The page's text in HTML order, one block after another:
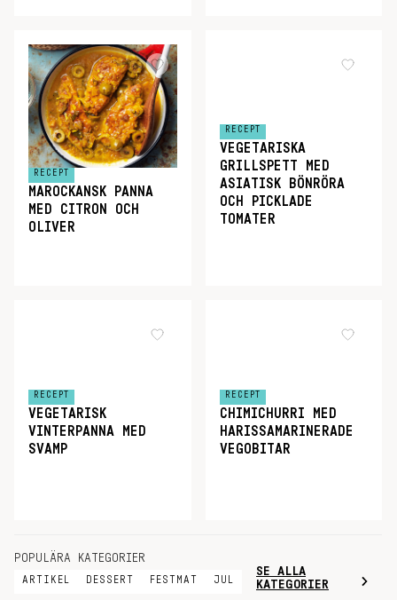
RECEPT
MAROCKANSK PANNA
MED CITRON OCH
OLIVER
RECEPT
VEGETARISKA
GRILLSPETT MED
ASIATISK BÖNRÖRA
OCH PICKLADE
TOMATER
RECEPT
VEGETARISK
VINTERPANNA MED
SVAMP
RECEPT
CHIMICHURRI MED
HARISSAMARINERADE
VEGOBITAR
POPULÄRA KATEGORIER
ARTIKEL DESSERT FESTMAT JUL
SE ALLA
KATEGORIER